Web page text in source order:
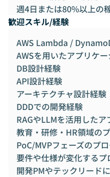
週4日または80%以上の
歓迎スキル/経験
AWS Lambda /
AWSを用いたアプリケ
DB設計経験
API設計経験
アーキテクチャ設計経験
DDDでの開発経験
RAGやLLMを活用した
教育・研修・HR領域の
PoC/MVPフェーズのプ
要件や仕様が変化する
開発PMやテックリード